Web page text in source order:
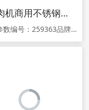
切肉机商用不锈钢全自动小型肉丝肉片机卤肉熟食切片机绞肉机肉丁
商品参数编号：259363品牌：邦力奇型号：80型产地：中国大陆省份：浙江省地市：金华市工作方式：电动颜色分类：2毫米不锈钢刀 2.5毫米不锈钢刀 3.5毫米不锈钢刀 5毫米不锈钢刀 7毫米不锈钢刀 10毫米不锈钢刀 2毫米普通刀（会生锈） 2.5毫米普通刀（会生锈） 3.5毫米普通刀（会生锈） 5毫米普通刀（生产企业：永康市雨诺清洗设备有限公司适用对象：肉制品尺寸：28x27x31cm功率：85